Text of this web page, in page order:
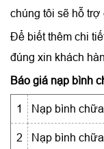
chúng tôi sẽ hỗ trợ
Để biết thêm chi
đúng xin khách
Báo giá nạp bình
1 Nạp bình
2 Nạp bình